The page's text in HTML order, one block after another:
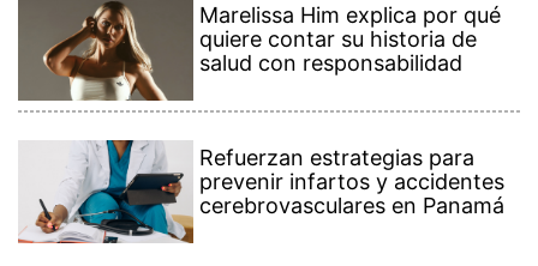
Marelissa Him explica por qué
quiere contar su historia de
salud con responsabilidad
Refuerzan estrategias para
prevenir infartos y accidentes
cerebrovasculares en Panamá